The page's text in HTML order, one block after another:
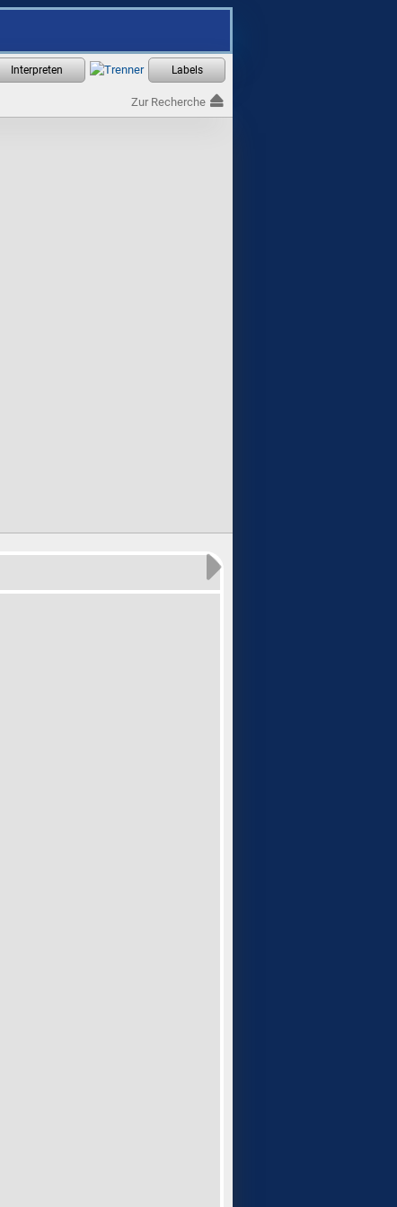
Zur Recherche